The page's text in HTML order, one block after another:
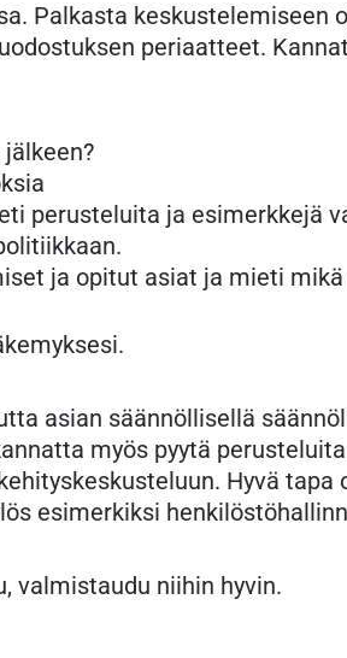
Palkasta keskustelemiseen
periaatteet.
perusteluita ja esimerkkejä
ja opitut asiat ja mieti
asian säännöllisellä
myös pyytä
Hyvä tapa
esimerkiksi
valmistaudu niihin hyvin.